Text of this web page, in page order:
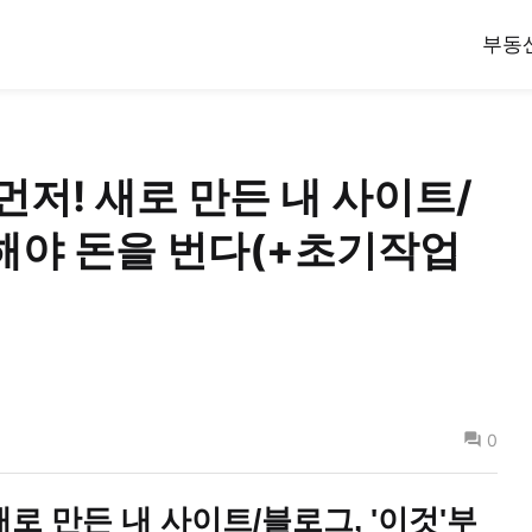
부동
저! 새로 만든 내 사이트/
야 돈을 번다(+초기작업
0
만든 내 사이트/블로그, '이것'부